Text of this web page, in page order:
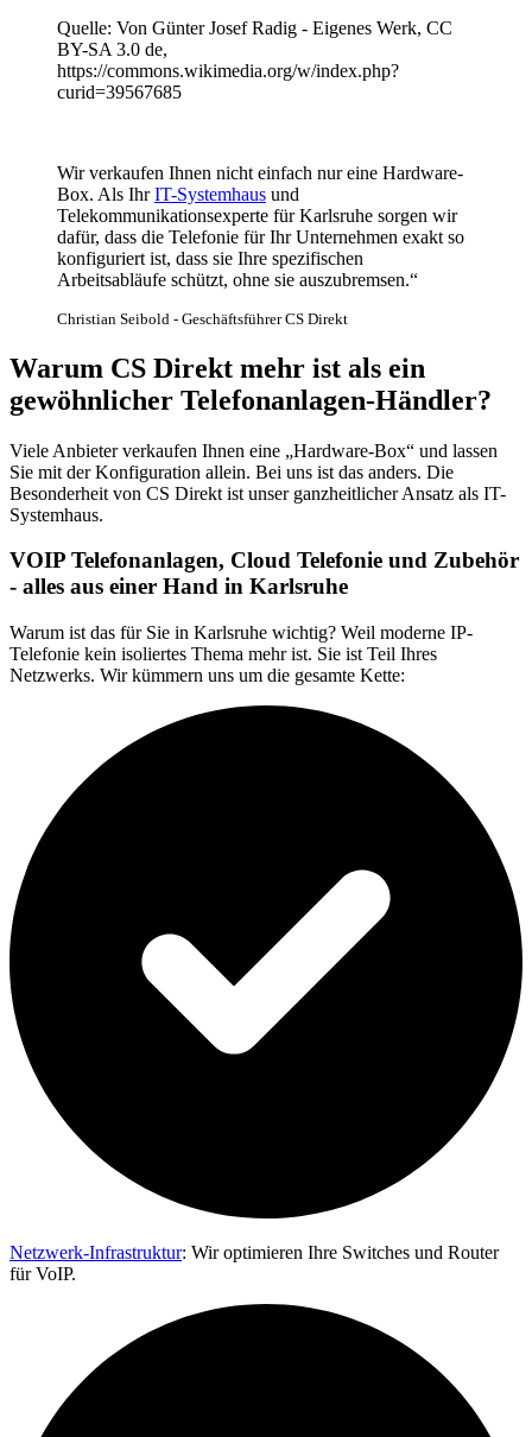
Quelle: Von Günter Josef Radig - Eigenes Werk, CC
BY-SA 3.0 de,
https://commons.wikimedia.org/w/index.php?
curid=39567685
Wir verkaufen Ihnen nicht einfach nur eine Hardware-
Box. Als IhrIT-Systemhaus und
Telekommunikationsexperte für Karlsruhe sorgen wir
dafür, dass die Telefonie für Ihr Unternehmen exakt so
konfiguriert ist, dass sie Ihre spezifischen
Arbeitsabläufe schützt, ohne sie auszubremsen.“
Christian Seibold - Geschäftsführer CS Direkt
Warum CS Direkt mehr ist als ein
gewöhnlicher Telefonanlagen-Händler?
Viele Anbieter verkaufen Ihnen eine „Hardware-Box“ und lassen
Sie mit der Konfiguration allein. Bei uns ist das anders. Die
Besonderheit von CS Direkt ist unser ganzheitlicher Ansatz als IT-
Systemhaus.
VOIP Telefonanlagen, Cloud Telefonie und Zubehör
- alles aus einer Hand in Karlsruhe
Warum ist das für Sie in Karlsruhe wichtig? Weil moderne IP-
Telefonie kein isoliertes Thema mehr ist. Sie ist Teil Ihres
Netzwerks. Wir kümmern uns um die gesamte Kette:
Netzwerk-Infrastruktur: Wir optimieren Ihre Switches und Router
für VoIP.